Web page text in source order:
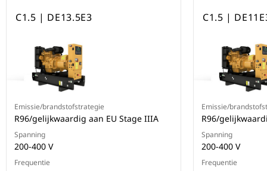
C1.5 | DE13.5E3
Emissie/brandstofstrategie
R96/gelijkwaardig aan EU Stage IIIA
Spanning
200-400 V
Frequentie
C1.5 |
Emissie/
R96/
Spanning
200-400 V
Frequentie